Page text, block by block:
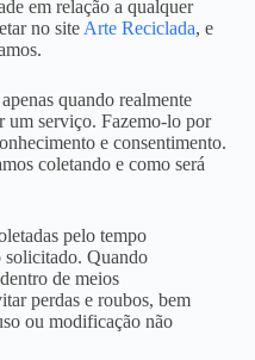
em relação a qualquer
no site Arte Reciclada, e
quando realmente
um serviço. Fazemo-lo por
e consentimento.
coletando e como será
pelo tempo
solicitado. Quando
de meios
perdas e roubos, bem
ou modificação não